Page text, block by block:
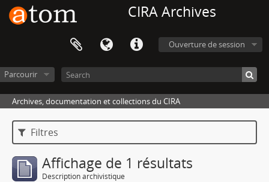
CIRA Archives
Ouverture de session
Parcourir
Archives, documentation et collections du CIRA
Filtres
Affichage de 1 résultats
Description archivistique